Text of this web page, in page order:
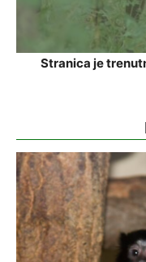
Stranica je